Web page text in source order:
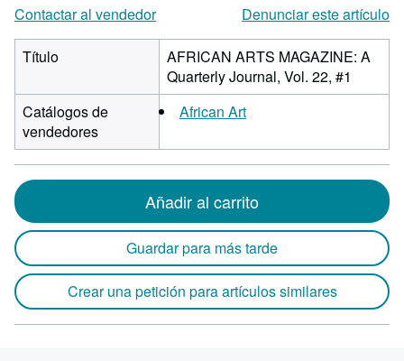
Contactar al vendedor
Denunciar este artículo
Título
AFRICAN ARTS MAGAZINE: A
Quarterly Journal, Vol. 22, #1
Catálogos de
vendedores
African Art
Añadir al carrito
Guardar para más tarde
Crear una petición para artículos similares